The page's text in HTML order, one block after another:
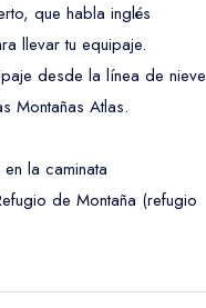
que habla inglés
llevar tu equipaje.
desde la línea de nieve
Montañas Atlas.
la caminata
de Montaña (refugio